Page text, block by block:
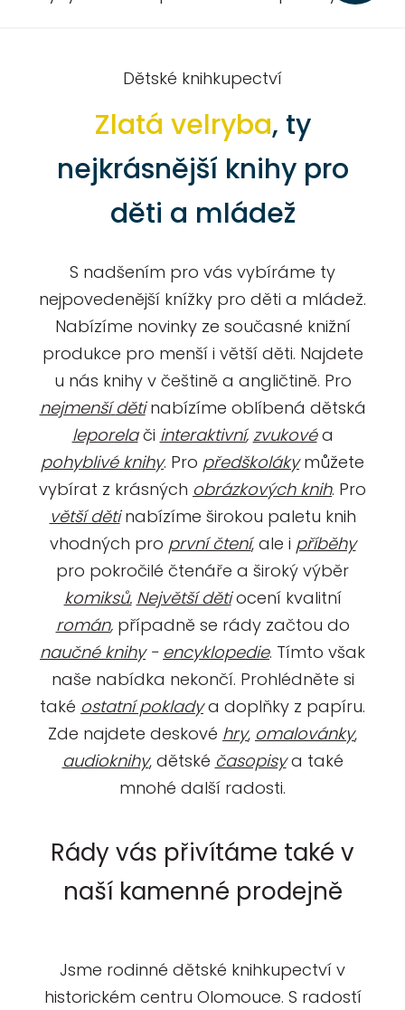
Dětské knihkupectví
Zlatá velryba, ty
nejkrásnější knihy pro
děti a mládež
S nadšením pro vás vybíráme ty
nejpovedenější knížky pro děti a mládež.
Nabízíme novinky ze současné knižní
produkce pro menší i větší děti. Najdete
u nás knihy v češtině a angličtině. Pro
nejmenší dětinabízíme oblíbená dětská
leporelači interaktivní, zvukovéa
pohyblivé knihy. Pro předškolákymůžete
vybírat z krásných obrázkových knih. Pro
větší dětinabízíme širokou paletu knih
vhodných pro první čtení, ale i příběhy
pro pokročilé čtenáře a široký výběr
komiksů. Největší dětiocení kvalitní
román,případně se rády začtou do
naučné knihy- encyklopedie. Tímto však
naše nabídka nekončí. Prohlédněte si
také ostatní pokladya doplňky z papíru.
Zde najdete deskové hry, omalovánky,
audioknihy, dětské časopisya také
mnohé další radosti.
Rády vás přivítáme také v
naší kamenné prodejně
Jsme rodinné dětské knihkupectví v
historickém centru Olomouce. S radostí